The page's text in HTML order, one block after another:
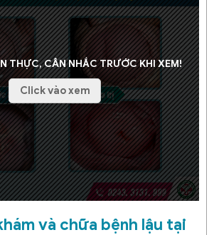
THỰC, CÂN NHẮC TRƯỚC KHI XEM!
Click vào xem
và chữa bệnh lậu tại